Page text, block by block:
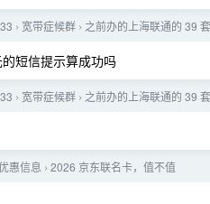
› 宽带症候群 › 之前办的上海联通的 39
短信提示算成功吗
› 宽带症候群 › 之前办的上海联通的 39
惠信息 › 2026 京东联名卡，值不值